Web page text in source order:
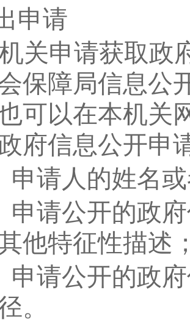
申请
关申请获取政
保障局信息公
可以在本机关
府信息公开申
申请人的姓名
申请公开的政
他特征性描述
申请公开的政
。